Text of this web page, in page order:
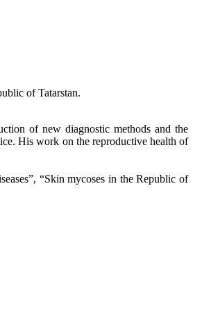
of Tatarstan.
of new diagnostic methods and the
His work on the reproductive health of
“Skin mycoses in the Republic of